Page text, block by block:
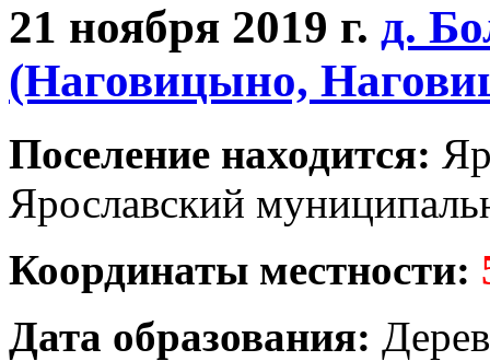
21 ноября 2019 г. д.
(Наговицыно,
Поселение находится:
Ярославский
Координаты местности:
Дата образования: